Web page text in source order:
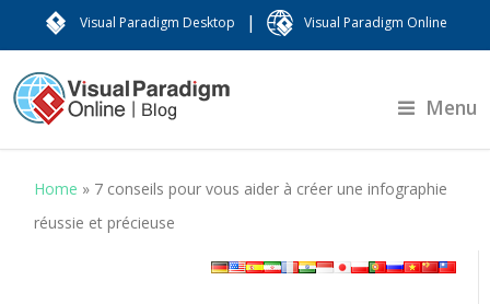
Visual Paradigm Desktop | Visual Paradigm Online
Menu
Home » 7 conseils pour vous aider à créer une infographie
réussie et précieuse